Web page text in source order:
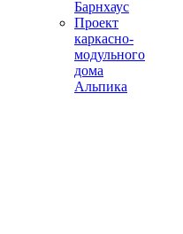
Барнхаус
Проект
каркасно-
модульного
дома
Альпика